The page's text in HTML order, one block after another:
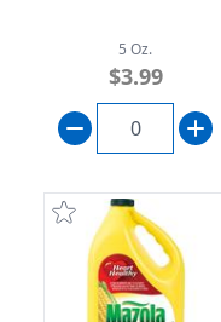
5 Oz.
$3.99